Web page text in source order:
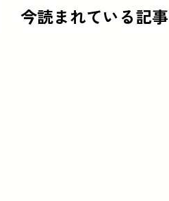
今読まれている記事